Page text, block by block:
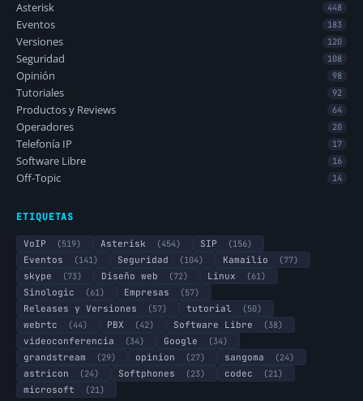
Asterisk 448
Eventos 183
Versiones 120
Seguridad 108
Opinión 98
Tutoriales 92
Productos y Reviews 64
Operadores 20
Telefonía IP 17
Software Libre 16
Off-Topic 14
ETIQUETAS
VoIP (519) Asterisk (454) SIP
(156)
Eventos
(141) Seguridad (104) Kamailio
(77)
skype
(73) Diseño web (72) Linux
(61)
Sinologic
(61) Empresas
(57)
Releases y Versiones
(57) tutorial
(50)
webrtc
(44) PBX (42) Software Libre
(38)
videoconferencia
(34) Google
(34)
grandstream
(29) opinion (27) sangoma
(24)
astricon
(24) Softphones (23) codec
(21)
microsoft
(21)